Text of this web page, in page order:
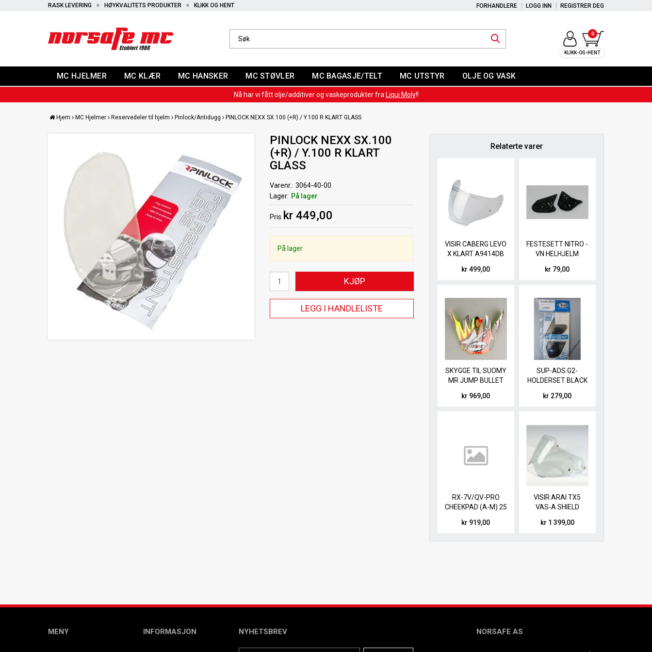
RASK LEVERING HØYKVALITETS PRODUKTER KLIKK OG HENT FORHANDLERE LOGG INN REGISTRER DEG
0
KLIKK-OG-HENT
MC HJELMER MC KLÆR MC HANSKER MC STØVLER MC BAGASJE/TELT MC UTSTYR OLJE OG VASK
Nå har vi fått olje/additiver og vaskeprodukter fra Liqui Moly!!
Hjem MC Hjelmer Reservedeler til hjelm Pinlock/Antidugg PINLOCK NEXX SX.100 (+R) / Y.100 R KLART GLASS
PINLOCK NEXX SX.100
(+R) / Y.100 R KLART
GLASS
Varenr.
3064-40-00
Lager
På lager
Pris kr 449,00
På lager
KJØP
LEGG I HANDLELISTE
Relaterte varer
VISIR CABERG LEVO
X KLART A9414DB
kr 499,00
FESTESETT NITRO -
VN HELHJELM
346)
kr 79,00
SKYGGE TIL SUOMY
MR JUMP BULLET
kr 969,00
SUP-ADS.G2-
HOLDERSET BLACK
kr 279,00
RX-7V/QV-PRO
CHEEKPAD (A-M) 25
kr 919,00
VISIR ARAI TX5
VAS-A SHIELD
kr 1 399,00
MENY INFORMASJON NYHETSBREV NORSAFE AS